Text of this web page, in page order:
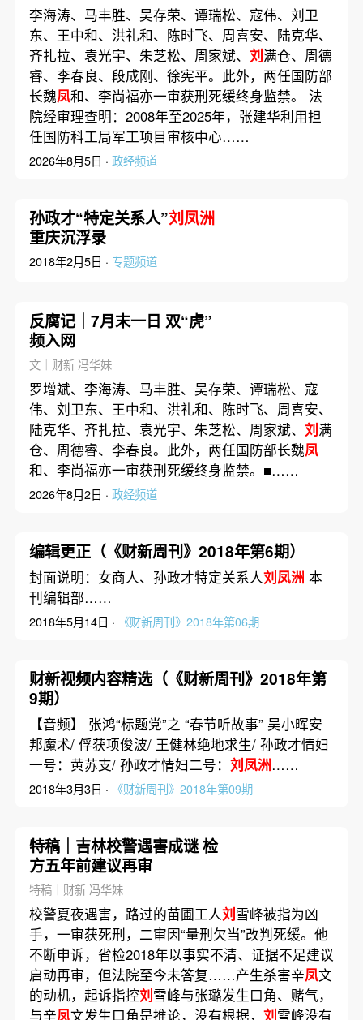
李海涛、马丰胜、吴存荣、谭瑞松、寇伟、刘卫
东、王中和、洪礼和、陈时飞、周喜安、陆克华、
齐扎拉、袁光宇、朱芝松、周家斌、 刘满仓、周德
睿、李春良、段成刚、徐宪平。此外，两任国防部
长魏凤和、李尚福亦一审获刑死缓终身监禁。 法
院经审理查明：2008年至2025年，张建华利用担
任国防科工局军工项目审核中心……
2026年8月5日 · 政经频道
孙政才“特定关系人”刘凤洲
重庆沉浮录
2018年2月5日 · 专题频道
反腐记｜7月末一日 双“虎”
频入网
文｜财新 冯华妹
罗增斌、李海涛、马丰胜、吴存荣、谭瑞松、寇
伟、刘卫东、王中和、洪礼和、陈时飞、周喜安、
陆克华、齐扎拉、袁光宇、朱芝松、周家斌、 刘满
仓、周德睿、李春良。此外，两任国防部长魏凤
和、李尚福亦一审获刑死缓终身监禁。■……
2026年8月2日 · 政经频道
编辑更正（《财新周刊》2018年第6期）
封面说明：女商人、孙政才特定关系人刘凤洲 本
刊编辑部……
2018年5月14日 · 《财新周刊》2018年第06期
财新视频内容精选（《财新周刊》2018年第
9期）
【音频】 张鸿“标题党”之 “春节听故事” 吴小晖安
邦魔术/ 俘获项俊波/ 王健林绝地求生/ 孙政才情妇
一号：黄苏支/ 孙政才情妇二号： 刘凤洲……
2018年3月3日 · 《财新周刊》2018年第09期
特稿｜吉林校警遇害成谜 检
方五年前建议再审
特稿｜财新 冯华妹
校警夏夜遇害，路过的苗圃工人刘 雪峰被指为凶
手，一审获死刑，二审因“量刑欠当”改判死缓。他
不断申诉，省检2018年以事实不清、证据不足建议
启动再审，但法院至今未答复……产生杀害辛凤文
的动机，起诉指控刘 雪峰与张璐发生口角、赌气，
与辛凤文发生口角是推论，没有根据， 刘 雪峰没有